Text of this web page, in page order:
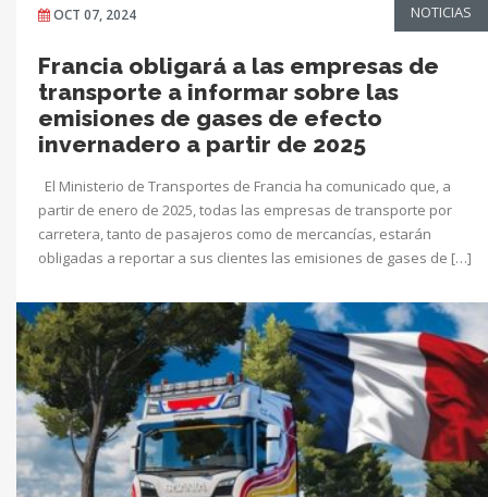
OCT 07, 2024 NOTICIAS
Francia obligará a las empresas de
transporte a informar sobre las
emisiones de gases de efecto
invernadero a partir de 2025
El Ministerio de Transportes de Francia ha comunicado que, a
partir de enero de 2025, todas las empresas de transporte por
carretera, tanto de pasajeros como de mercancías, estarán
obligadas a reportar a sus clientes las emisiones de gases de […]